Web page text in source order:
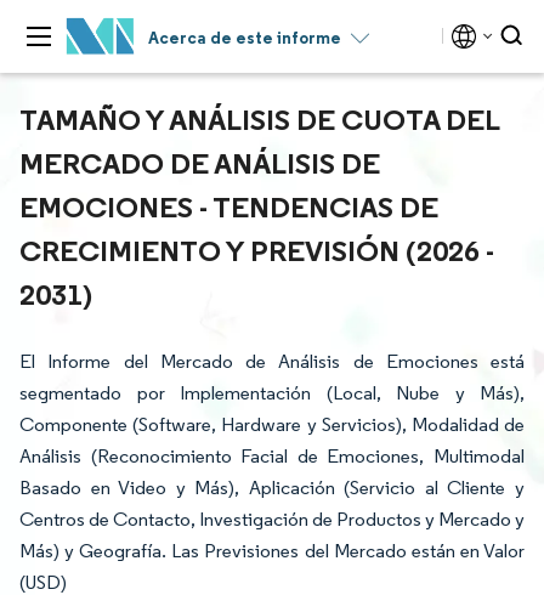
Acerca de este informe
TAMAÑO Y ANÁLISIS DE CUOTA DEL
MERCADO DE ANÁLISIS DE
EMOCIONES - TENDENCIAS DE
CRECIMIENTO Y PREVISIÓN (2026 -
2031)
El Informe del Mercado de Análisis de Emociones está
segmentado por Implementación (Local, Nube y Más),
Componente (Software, Hardware y Servicios), Modalidad de
Análisis (Reconocimiento Facial de Emociones, Multimodal
Basado en Video y Más), Aplicación (Servicio al Cliente y
Centros de Contacto, Investigación de Productos y Mercado y
Más) y Geografía. Las Previsiones del Mercado están en Valor
(USD)